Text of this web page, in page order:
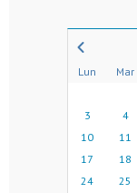
Lun Mar
3
4
10
11
17
18
24
25